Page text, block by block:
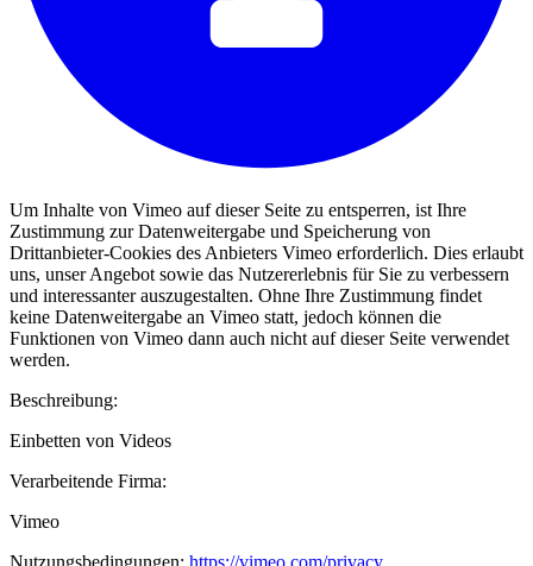
Um Inhalte von Vimeo auf dieser Seite zu entsperren, ist Ihre
Zustimmung zur Datenweitergabe und Speicherung von
Drittanbieter-Cookies des Anbieters Vimeo erforderlich. Dies erlaubt
uns, unser Angebot sowie das Nutzererlebnis für Sie zu verbessern
und interessanter auszugestalten. Ohne Ihre Zustimmung findet
keine Datenweitergabe an Vimeo statt, jedoch können die
Funktionen von Vimeo dann auch nicht auf dieser Seite verwendet
werden.
Beschreibung:
Einbetten von Videos
Verarbeitende Firma:
Vimeo
Nutzungsbedingungen: https://vimeo.com/privacy